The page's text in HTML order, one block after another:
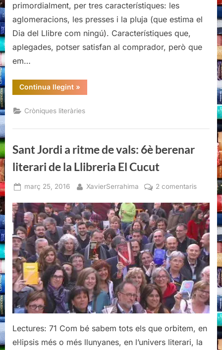
primordialment, per tres característiques: les
aglomeracions, les presses i la pluja (que estima el
Dia del Llibre com ningú). Característiques que,
aplegades, potser satisfan al comprador, però que
em…
Continua llegint“Sant
Jordi
ritme
de
6è
de
la
Llibreria
El
»
Cròniques literàries
Sant Jordi a ritme de vals: 6è berenar
literari de la Llibreria El Cucut
Posted
març 25, 2016 By
XavierSerrahima 2 comentarisa
Jordi
a
ritme
de
vals:
6è
berenar
literari
de
la
Llibreria
El
Cucut
Lectures: 71 Com bé sabem tots els que orbitem, en
el·lipsis més o més llunyanes, en l’univers literari, la